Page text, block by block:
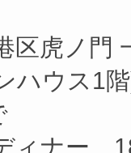
区虎ノ門
ハウス1
ィナー